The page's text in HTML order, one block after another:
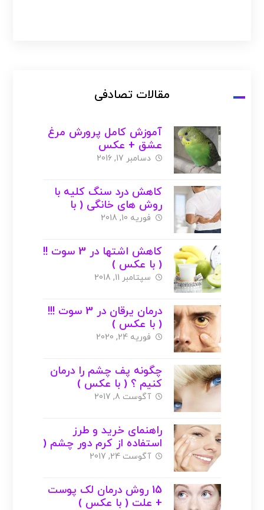
مقالات تصادفی
آموزش کامل پرورش مرغ
عشق + عکس
دسامبر 17, 2016
کاهش درد سنگ کلیه با
روش های خانگی ( با
عکس )
فوریه 10, 2018
کاهش اشتها در 3 سوت !!
( با عکس )
سپتامبر 11, 2018
درمان یرقان در 3 سوت !!!
( با عکس )
فوریه 24, 2020
چگونه پف چشم را درمان
کنیم ؟ ( با عکس )
آگوست 8, 2017
راهنمای خرید و طرز
استفاده از کرم دور چشم (
با عکس )
آگوست 24, 2017
15 روش درمان لک پوست
+ علت ( با عکس )